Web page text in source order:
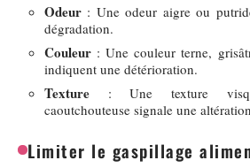
Odeur : Une odeur aigre ou
dégradation.
Couleur : Une couleur terne,
indiquent une détérioration.
Texture : Une texture
caoutchouteuse signale une
Limiter le gaspillage